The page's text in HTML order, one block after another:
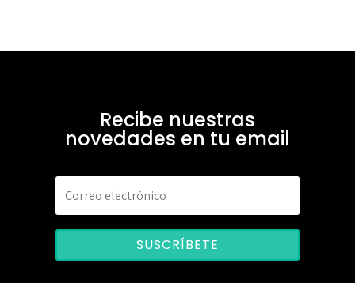
Recibe nuestras
novedades en tu email
SUSCRÍBETE